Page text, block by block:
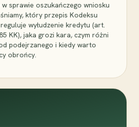
w sprawie oszukańczego wniosku
który przepis Kodeksu
wyłudzenie kredytu (art.
KK), jaka grozi kara, czym różni
podejrzanego i kiedy warto
obrońcy.